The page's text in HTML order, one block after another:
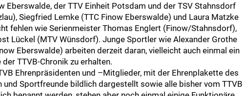
Eberswalde, der TTV Einheit Potsdam und der TSV Stahnsdorf
Siegfried Lemke (TTC Finow Eberswalde) und Laura Matzke
fehlen wie Serienmeister Thomas Englert (Finow/Stahnsdorf),
Lückel (MTV Wünsdorf). Junge Sportler wie Alexander Grothe
Eberswalde) arbeiten derzeit daran, vielleicht auch einmal ein
TTVB-Chronik zu erhalten.
Ehrenpräsidenten und –Mitglieder, mit der Ehrenplakette des
und Sportfreunde bildlich dargestellt sowie alle bisher vom TTVB